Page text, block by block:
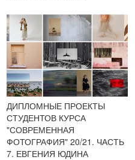
ДИПЛОМНЫЕ ПРОЕКТЫ
СТУДЕНТОВ КУРСА
"СОВРЕМЕННАЯ
ФОТОГРАФИЯ" 20/21. ЧАСТЬ
7. ЕВГЕНИЯ ЮДИНА